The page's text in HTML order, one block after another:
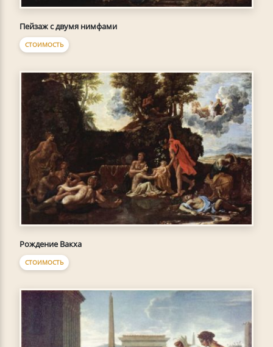
Пейзаж с двумя нимфами
СТОИМОСТЬ
Рождение Вакха
СТОИМОСТЬ